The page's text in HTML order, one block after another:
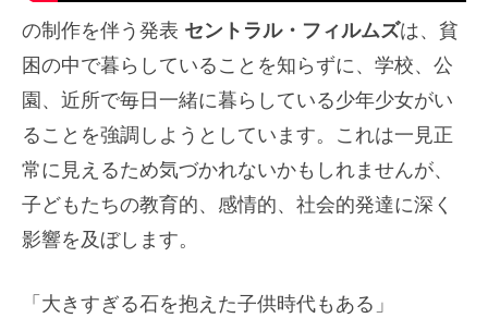
の制作を伴う発表 セントラル・フィルムズは、貧
困の中で暮らしていることを知らずに、学校、公
園、近所で毎日一緒に暮らしている少年少女がい
ることを強調しようとしています。これは一見正
常に見えるため気づかれないかもしれませんが、
子どもたちの教育的、感情的、社会的発達に深く
影響を及ぼします。
「大きすぎる石を抱えた子供時代もある」